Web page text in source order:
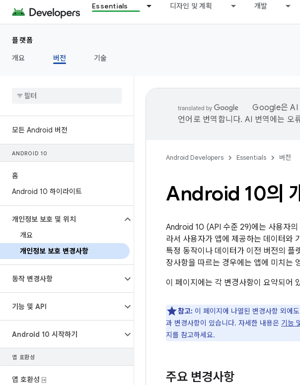
Essentials 디자인 및 계획 개발
플랫폼
개요
버전 기술
모든 Android 버전
ANDROID 10
홈
Android 10 하이라이트
개인정보 보호 및 위치
개요
개인정보 보호 변경사항
동작 변경사항
기능 및 API
Android 10 시작하기
앱 호환성
앱 호환성 ⍈
Google은 AI
언어로 번역합니다. AI 번역에는 오
Android Developers Essentials 버전
Android 10의
Android 10 (API 수준 29)에는 사용자
라서 사용자가 앱에 제공하는 데이터와
특정 동작이나 데이터가 이전 버전의 플
장사항을 따르는 경우에는 앱에 미치는
이 페이지에는 각 변경사항이 요약되어
참고: 이 페이지에 나열된 변경사항 외에
과 변경사항이 있습니다. 자세한 내용은 기능
지를 참고하세요.
주요 변경사항